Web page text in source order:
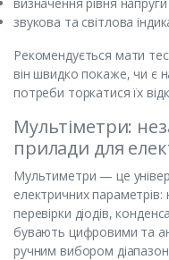
звукова та світлова
Рекомендується мати
він швидко покаже, чи є
потреби торкатися їх
Мультіметри:
прилади для
Мультиметри — це
електричних
перевірки діодів,
бувають цифровими та
ручним вибором